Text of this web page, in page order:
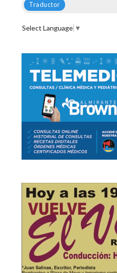
Traductor
Select Language ▼